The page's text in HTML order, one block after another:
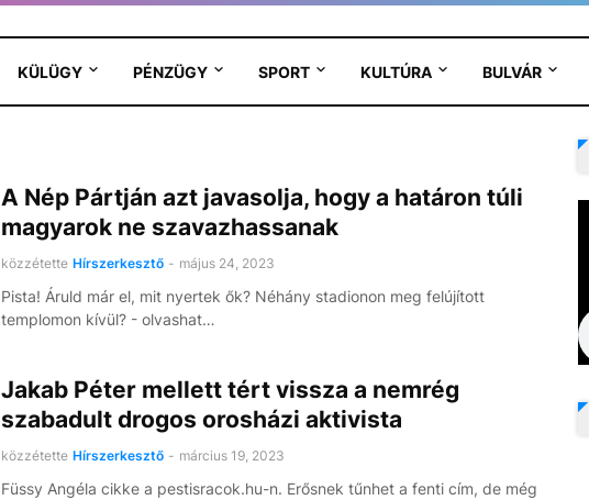
KÜLÜGY PÉNZÜGY SPORT KULTÚRA BULVÁR
A Nép Pártján azt javasolja, hogy a határon túli
magyarok ne szavazhassanak
közzétette Hírszerkesztő - május 24, 2023
Pista! Áruld már el, mit nyertek ők? Néhány stadionon meg felújított
templomon kívül? - olvashat…
Jakab Péter mellett tért vissza a nemrég
szabadult drogos orosházi aktivista
közzétette Hírszerkesztő - március 19, 2023
Füssy Angéla cikke a pestisracok.hu-n. Erősnek tűnhet a fenti cím, de még